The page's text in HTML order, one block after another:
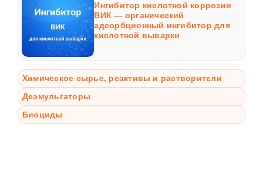
Ингибитор кислотной коррозии
ВИК — органический
адсорбционный ингибитор для
кислотной выварки
Химическое сырье, реактивы и растворители
Деэмульгаторы
Биоциды